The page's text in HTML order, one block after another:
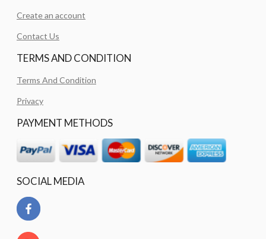
Create an account
Contact Us
TERMS AND CONDITION
Terms And Condition
Privacy
PAYMENT METHODS
SOCIAL MEDIA